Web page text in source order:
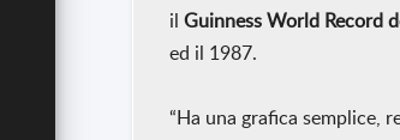
il Guinness World Record
ed il 1987.
“Ha una grafica semplice,